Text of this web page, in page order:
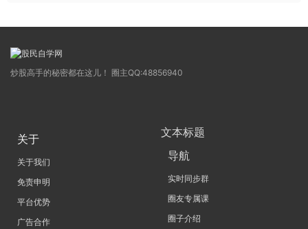
炒股高手的秘密都在这儿！ 圈主QQ:48856940
关于
关于我们
免责申明
平台优势
广告合作
文本标题
导航
实时同步群
圈友专属课
圈子介绍